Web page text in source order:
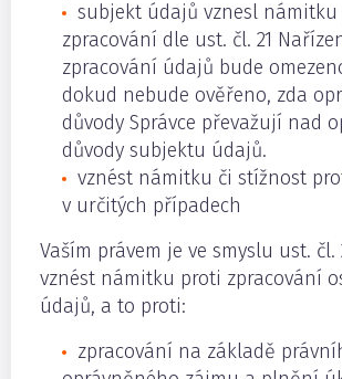
subjekt údajů vznesl námitku
zpracování dle ust. čl. 21
zpracování údajů bude
dokud nebude ověřeno, zda
důvody Správce převažují nad
důvody subjektu údajů.
vznést námitku či stížnost
v určitých případech
Vaším právem je ve smyslu ust. čl.
vznést námitku proti zpracování
údajů, a to proti:
zpracování na základě